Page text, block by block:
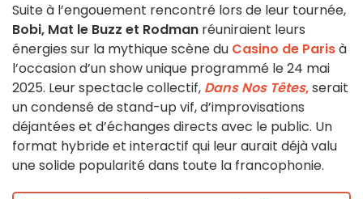
Suite à l’engouement rencontré lors de leur tournée,
Bobi, Mat le Buzz et Rodman réuniraient leurs
énergies sur la mythique scène du Casino de Parisà
l’occasion d’un show unique programmé le 24 mai
2025. Leur spectacle collectif, Dans Nos Têtes,serait
un condensé de stand-up vif, d’improvisations
déjantées et d’échanges directs avec le public. Un
format hybride et interactif qui leur aurait déjà valu
une solide popularité dans toute la francophonie.